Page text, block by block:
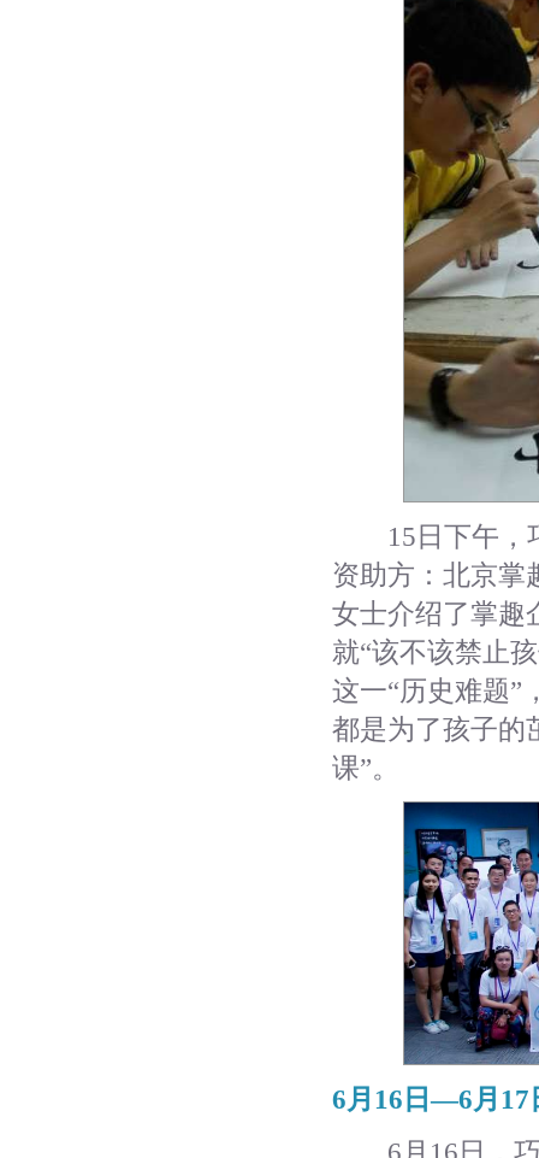
15日下午，巧
资助方：北京掌
女士介绍了掌趣
就“该不该禁止
这一“历史难题”
都是为了孩子的
课”。
6月16日—6月17